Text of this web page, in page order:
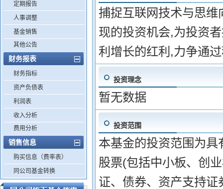
定期报告
人事调整
基金销售
其他公告
财务报表
财务指标
资产负债表
利润表
收入分析
费用分析
销售信息
购买信息（费率表）
同公司基金转换
捕捉互联网技术与思
现的投资机会,为投资
利增长的红利,力争通
投资理念
暂无数据
投资范围
本基金的投资范围为
股票(包括中小板、创
证、债券、资产支持